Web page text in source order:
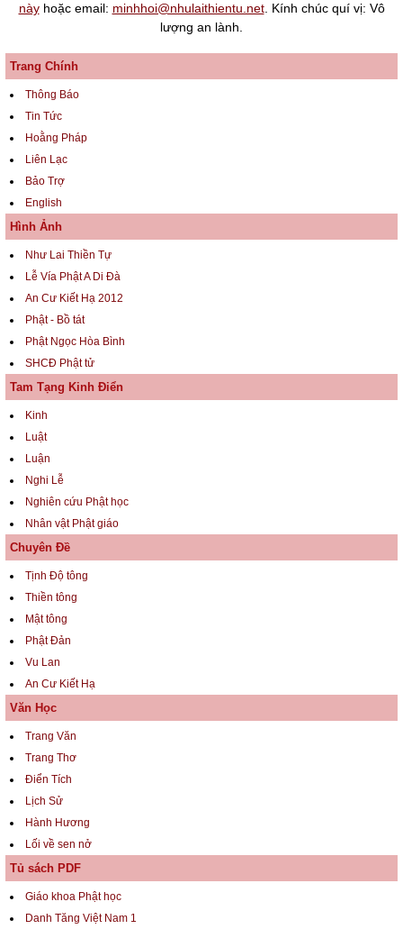
nàyhoặc email: minhhoi@nhulaithientu.net. Kính chúc quí vị: Vô
lượng an lành.
Trang Chính
Thông Báo
Tin Tức
Hoằng Pháp
Liên Lạc
Bảo Trợ
English
Hình Ảnh
Như Lai Thiền Tự
Lễ Vía Phật A Di Đà
An Cư Kiết Hạ 2012
Phật - Bồ tát
Phật Ngọc Hòa Bình
SHCĐ Phật tử
Tam Tạng Kinh Điển
Kinh
Luật
Luận
Nghi Lễ
Nghiên cứu Phật học
Nhân vật Phật giáo
Chuyên Đề
Tịnh Độ tông
Thiền tông
Mật tông
Phật Đản
Vu Lan
An Cư Kiết Hạ
Văn Học
Trang Văn
Trang Thơ
Điển Tích
Lịch Sử
Hành Hương
Lối về sen nở
Tủ sách PDF
Giáo khoa Phật học
Danh Tăng Việt Nam 1